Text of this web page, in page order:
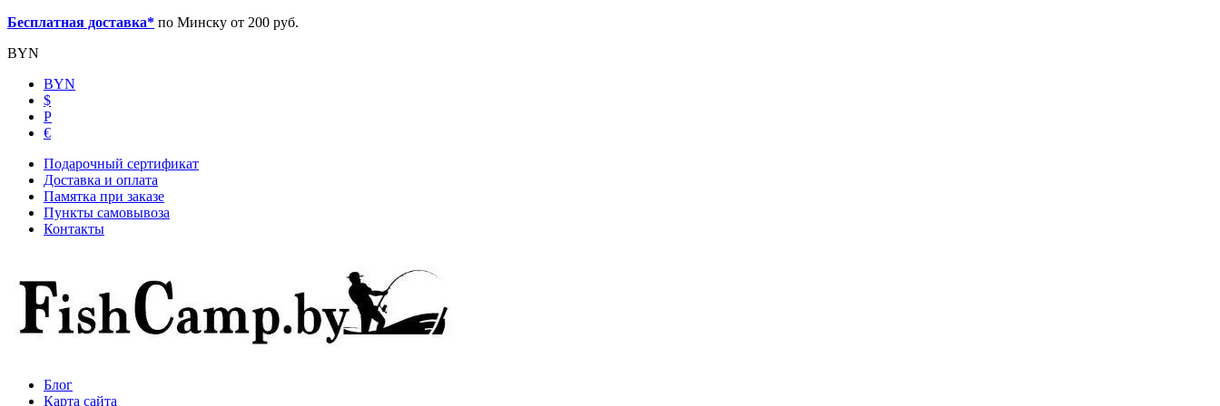
Бесплатная доставка* по Минску от 200 руб.
BYN
BYN
$
Р
€
Подарочный сертификат
Доставка и оплата
Памятка при заказе
Пункты самовывоза
Контакты
Блог
Карта сайта